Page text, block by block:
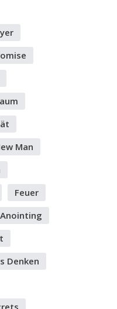
Man
Feuer
Anointing
Denken